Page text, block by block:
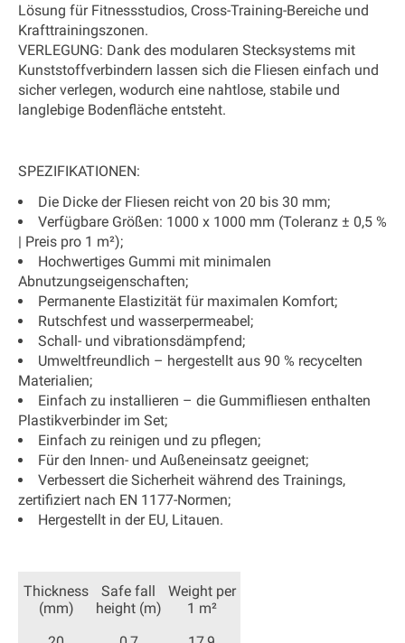
Lösung für Fitnessstudios, Cross-Training-Bereiche und
Krafttrainingszonen.
VERLEGUNG: Dank des modularen Stecksystems mit
Kunststoffverbindern lassen sich die Fliesen einfach und
sicher verlegen, wodurch eine nahtlose, stabile und
langlebige Bodenfläche entsteht.
SPEZIFIKATIONEN:
Die Dicke der Fliesen reicht von 20 bis 30 mm;
Verfügbare Größen: 1000 x 1000 mm (Toleranz ± 0,5 %
| Preis pro 1 m²);
Hochwertiges Gummi mit minimalen
Abnutzungseigenschaften;
Permanente Elastizität für maximalen Komfort;
Rutschfest und wasserpermeabel;
Schall- und vibrationsdämpfend;
Umweltfreundlich – hergestellt aus 90 % recycelten
Materialien;
Einfach zu installieren – die Gummifliesen enthalten
Plastikverbinder im Set;
Einfach zu reinigen und zu pflegen;
Für den Innen- und Außeneinsatz geeignet;
Verbessert die Sicherheit während des Trainings,
zertifiziert nach EN 1177-Normen;
Hergestellt in der EU, Litauen.
Thickness
(mm)
Safe fall
height (m)
Weight per
1 m²